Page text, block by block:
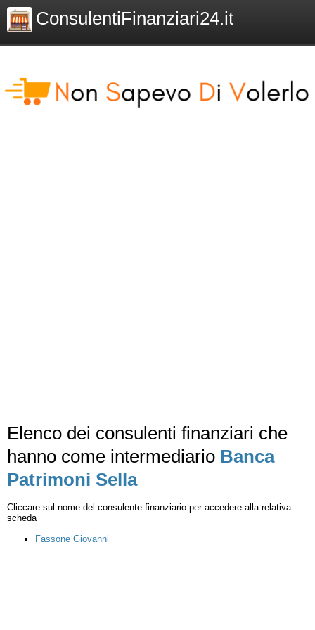
ConsulentiFinanziari24.it
Elenco dei consulenti finanziari che
hanno come intermediario Banca
Patrimoni Sella
Cliccare sul nome del consulente finanziario per accedere alla relativa
scheda
Fassone Giovanni